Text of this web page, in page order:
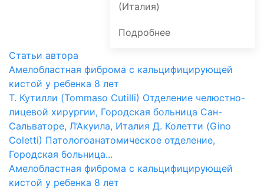
(Италия)
Подробнее
Статьи автора
Амелобластная фиброма с кальцифицирующей
кистой у ребенка 8 лет
Т. Кутилли (Tommaso Cutilli) Отделение челюстно-
лицевой хирургии, Городская больница Сан-
Сальваторе, Л’Акуила, Италия Д. Колетти (Gino
Coletti) Патологоанатомическое отделение,
Городская больница...
Амелобластная фиброма с кальцифицирующей
кистой у ребенка 8 лет